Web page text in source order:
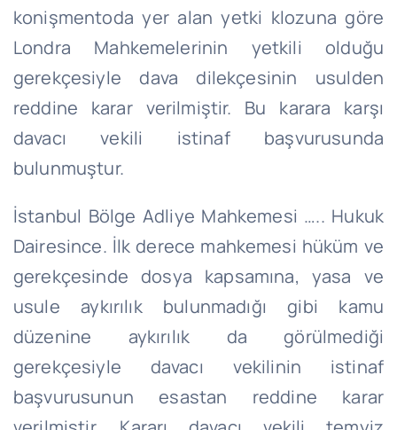
konişmentoda yer alan yetki klozuna göre
Londra Mahkemelerinin yetkili olduğu
gerekçesiyle dava dilekçesinin usulden
reddine karar verilmiştir. Bu karara karşı
davacı vekili istinaf başvurusunda
bulunmuştur.
İstanbul Bölge Adliye Mahkemesi ….. Hukuk
Dairesince. İlk derece mahkemesi hüküm ve
gerekçesinde dosya kapsamına, yasa ve
usule aykırılık bulunmadığı gibi kamu
düzenine aykırılık da görülmediği
gerekçesiyle davacı vekilinin istinaf
başvurusunun esastan reddine karar